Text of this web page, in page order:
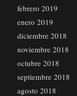
febrero 2019
enero 2019
diciembre 2018
noviembre 2018
octubre 2018
septiembre 2018
agosto 2018